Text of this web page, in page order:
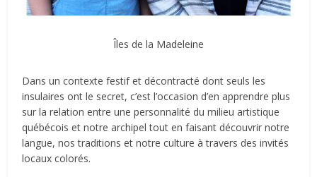
Îles de la Madeleine
Dans un contexte festif et décontracté dont seuls les
insulaires ont le secret, c’est l’occasion d’en apprendre plus
sur la relation entre une personnalité du milieu artistique
québécois et notre archipel tout en faisant découvrir notre
langue, nos traditions et notre culture à travers des invités
locaux colorés.